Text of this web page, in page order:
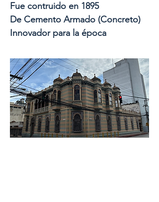
Fue contruido en 1895
De Cemento Armado (Concreto)
Innovador para la época